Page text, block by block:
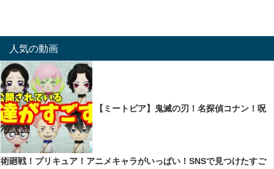
人気の動画
【ミートピア】鬼滅の刃！名探偵コナン！呪
術廻戦！プリキュア！アニメキャラがいっぱい！SNSで見つけたすご